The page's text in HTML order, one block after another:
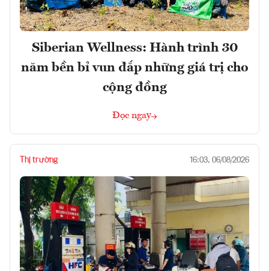
Siberian Wellness: Hành trình 30
năm bền bỉ vun đắp những giá trị cho
cộng đồng
Đọc ngay
Thị trường 16:03, 06/08/2026